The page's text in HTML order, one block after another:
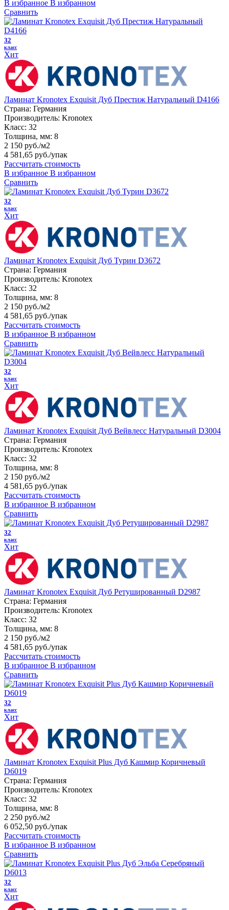
В избранное В избранном
Сравнить
32
класс
Хит
Ламинат Kronotex Exquisit Дуб Престиж Натуральный D4166
Страна: Германия
Производитель: Kronotex
Класс: 32
Толщина, мм: 8
2 150 руб./м2
4 581,65 руб./упак
Рассчитать стоимость
В избранное В избранном
Сравнить
32
класс
Хит
Ламинат Kronotex Exquisit Дуб Турин D3672
Страна: Германия
Производитель: Kronotex
Класс: 32
Толщина, мм: 8
2 150 руб./м2
4 581,65 руб./упак
Рассчитать стоимость
В избранное В избранном
Сравнить
32
класс
Хит
Ламинат Kronotex Exquisit Дуб Вейвлесс Натуральный D3004
Страна: Германия
Производитель: Kronotex
Класс: 32
Толщина, мм: 8
2 150 руб./м2
4 581,65 руб./упак
Рассчитать стоимость
В избранное В избранном
Сравнить
32
класс
Хит
Ламинат Kronotex Exquisit Дуб Ретушированный D2987
Страна: Германия
Производитель: Kronotex
Класс: 32
Толщина, мм: 8
2 150 руб./м2
4 581,65 руб./упак
Рассчитать стоимость
В избранное В избранном
Сравнить
32
класс
Хит
Ламинат Kronotex Exquisit Plus Дуб Кашмир Коричневый
D6019
Страна: Германия
Производитель: Kronotex
Класс: 32
Толщина, мм: 8
2 250 руб./м2
6 052,50 руб./упак
Рассчитать стоимость
В избранное В избранном
Сравнить
32
класс
Хит